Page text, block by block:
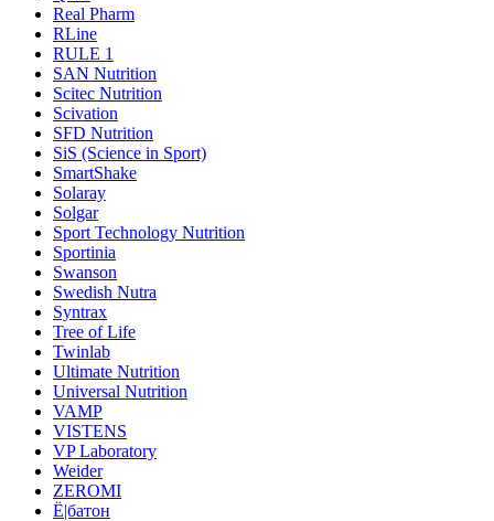
Real Pharm
RLine
RULE 1
SAN Nutrition
Scitec Nutrition
Scivation
SFD Nutrition
SiS (Science in Sport)
SmartShake
Solaray
Solgar
Sport Technology Nutrition
Sportinia
Swanson
Swedish Nutra
Syntrax
Tree of Life
Twinlab
Ultimate Nutrition
Universal Nutrition
VAMP
VISTENS
VP Laboratory
Weider
ZEROMI
Ё|батон